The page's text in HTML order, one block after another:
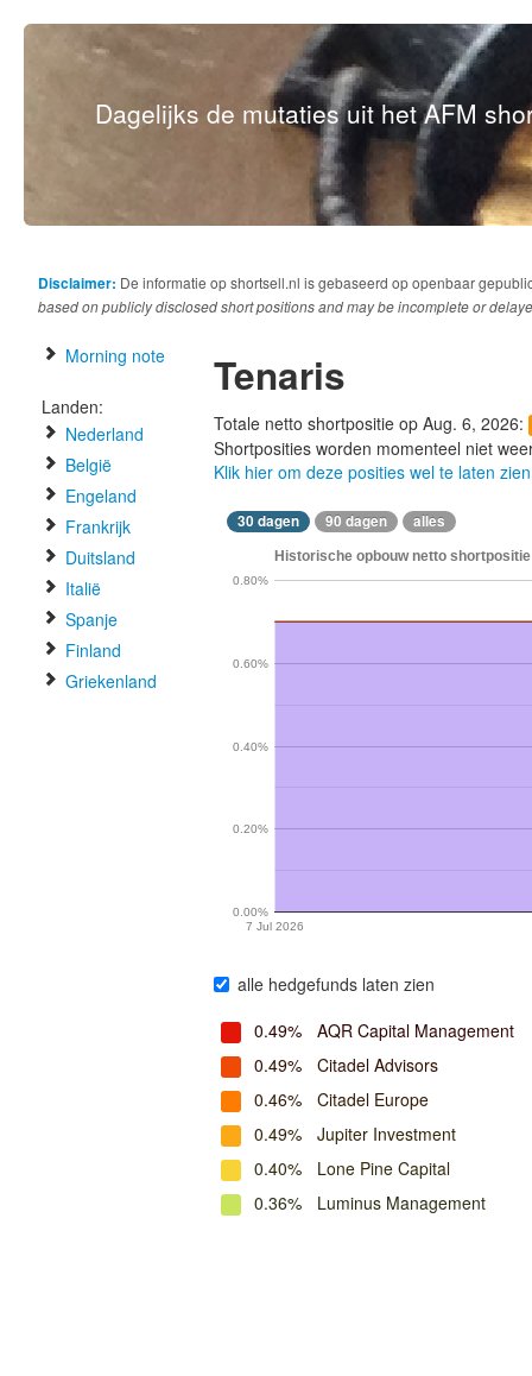
Dagelijks de mutaties uit het AFM
Disclaimer: De informatie op shortsell.nl is gebaseerd op openbaar
based on publicly disclosed short positions and may be incomplete or
Morning note
Landen:
Nederland
België
Engeland
Frankrijk
Duitsland
Italië
Spanje
Finland
Griekenland
Tenaris
Totale netto shortpositie op Aug. 6, 2026:
Shortposities worden momenteel niet
Klik hier om deze posities wel te laten zien
30 dagen 90 dagen alles
Historische opbouw netto
7 Jul 2026
0.00%
0.20%
0.40%
0.60%
0.80%
alle hedgefunds laten zien
0.49%
AQR Capital Management
0.49%
Citadel Advisors
0.46%
Citadel Europe
0.49%
Jupiter Investment
0.40%
Lone Pine Capital
0.36%
Luminus Management